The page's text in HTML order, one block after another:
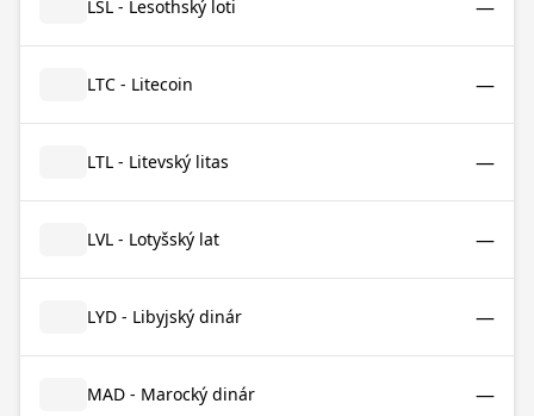
LSL - Lesothský loti —
LTC - Litecoin —
LTL - Litevský litas —
LVL - Lotyšský lat —
LYD - Libyjský dinár —
MAD - Marocký dinár —